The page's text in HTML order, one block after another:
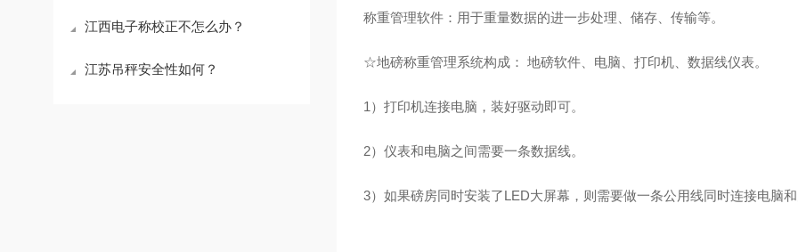
江西电子称校正不怎么办？
江苏吊秤安全性如何？
称重管理软件：用于重量数据的进一步处理、储存、传输等。
☆地磅称重管理系统构成： 地磅软件、电脑、打印机、数据线仪表。
1）打印机连接电脑，装好驱动即可。
2）仪表和电脑之间需要一条数据线。
3）如果磅房同时安装了LED大屏幕，则需要做一条公用线同时连接电脑和